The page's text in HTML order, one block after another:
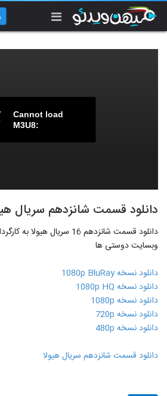
Cannot load
M3U8:
دانلود قسمت شانزدهم سریال
دانلود قسمت شانزدهم 16 سریال
وبسایت دوستی ها
دانلود نسخه 1080p BluRay
دانلود نسخه 1080p HQ
دانلود نسخه 1080p
دانلود نسخه 720p
دانلود نسخه 480p
دانلود قسمت شانزدهم سریال هیولا